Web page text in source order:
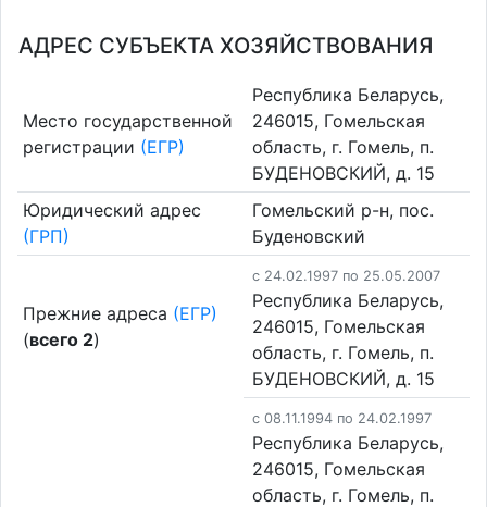
АДРЕС СУБЪЕКТА ХОЗЯЙСТВОВАНИЯ
Место государственной
регистрации (ЕГР)
Республика Беларусь,
246015, Гомельская
область, г. Гомель, п.
БУДЕНОВСКИЙ, д. 15
Юридический адрес
(ГРП)
Гомельский р-н, пос.
Буденовский
Прежние адреса (ЕГР)
(всего 2)
c 24.02.1997 по 25.05.2007
Республика Беларусь,
246015, Гомельская
область, г. Гомель, п.
БУДЕНОВСКИЙ, д. 15
c 08.11.1994 по 24.02.1997
Республика Беларусь,
246015, Гомельская
область, г. Гомель, п.